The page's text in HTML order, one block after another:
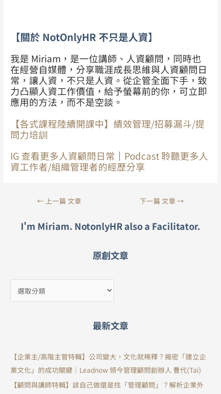
【關於 NotOnlyHR 不只是人資】
我是 Miriam，是一位講師、人資顧問，同時也
在經營自媒體，分享職涯成長思維與人資顧問日
常，讓人資，不只是人資。從企管全面下手，致
力凸顯人資工作價值，給予螢幕前的你，可立即
應用的方法，而不是空談。
【各式課程陸續開課中】績效管理/招募漏斗/提
問力培訓
IG 查看更多人資顧問日常 ｜ Podcast 聆聽更多人
資工作者/組織管理者的經歷分享
← 上一篇 文章 下一篇 文章 →
I'm Miriam. NotonlyHR also a Facilitator.
原創文章
最新文章
【企業主/高階主管特輯】公司變大，文化就稀釋？揭密「建立企
業文化」的成功關鍵｜Leadnow 領今管理顧問創辦人 曹代(Tai)
【顧問與講師特輯】該自己做還是找「管理顧問」？解析企業外